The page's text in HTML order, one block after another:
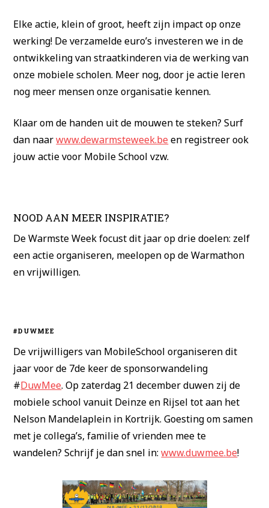
Elke actie, klein of groot, heeft zijn impact op onze
werking! De verzamelde euro’s investeren we in de
ontwikkeling van straatkinderen via de werking van
onze mobiele scholen. Meer nog, door je actie leren
nog meer mensen onze organisatie kennen.
Klaar om de handen uit de mouwen te steken? Surf
dan naarwww.dewarmsteweek.be en registreer ook
jouw actie voor Mobile School vzw.
NOOD AAN MEER INSPIRATIE?
De Warmste Week focust dit jaar op drie doelen: zelf
een actie organiseren, meelopen op de Warmathon
en vrijwilligen.
#DUWMEE
De vrijwilligers van MobileSchool organiseren dit
jaar voor de 7de keer de sponsorwandeling
#DuwMee. Op zaterdag 21 december duwen zij de
mobiele school vanuit Deinze en Rijsel tot aan het
Nelson Mandelaplein in Kortrijk. Goesting om samen
met je collega’s, familie of vrienden mee te
wandelen? Schrijf je dan snel in:www.duwmee.be!